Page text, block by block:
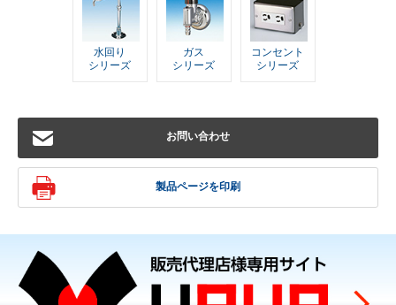
水回り
シリーズ
ガス
シリーズ
コンセント
シリーズ
お問い合わせ
製品ページを印刷